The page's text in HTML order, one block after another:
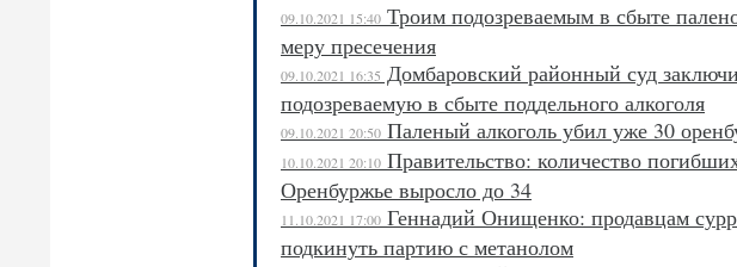
09.10.2021 15:40 Троим подозреваемым в сбыте
меру пресечения
09.10.2021 16:35 Домбаровский районный суд
подозреваемую в сбыте поддельного алкоголя
09.10.2021 20:50 Паленый алкоголь убил уже 30
10.10.2021 20:10 Правительство: количество
Оренбуржье выросло до 34
11.10.2021 17:00 Геннадий Онищенко: продавцам
подкинуть партию с метанолом